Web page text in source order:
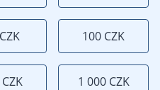
100 CZK
1 000 CZK